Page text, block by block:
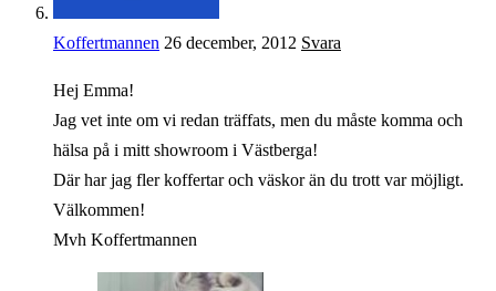
Koffertmannen 26 december, 2012 Svara
Hej Emma!
Jag vet inte om vi redan träffats, men du måste komma och
hälsa på i mitt showroom i Västberga!
Där har jag fler koffertar och väskor än du trott var möjligt.
Välkommen!
Mvh Koffertmannen